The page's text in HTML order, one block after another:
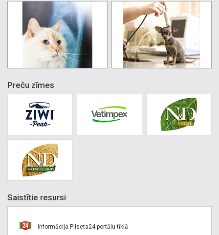
Preču zīmes
Saistītie resursi
Informācija Pilseta24 portālu tīklā